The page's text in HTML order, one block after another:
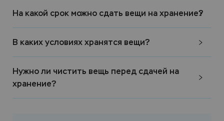
На какой срок можно сдать вещи на хранение?
В каких условиях хранятся вещи?
Нужно ли чистить вещь перед сдачей на
хранение?